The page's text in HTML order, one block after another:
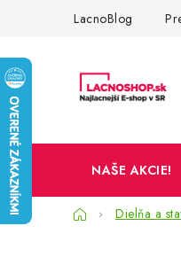
LacnoBlog
NAŠE AKCIE!
DomovDielňa a